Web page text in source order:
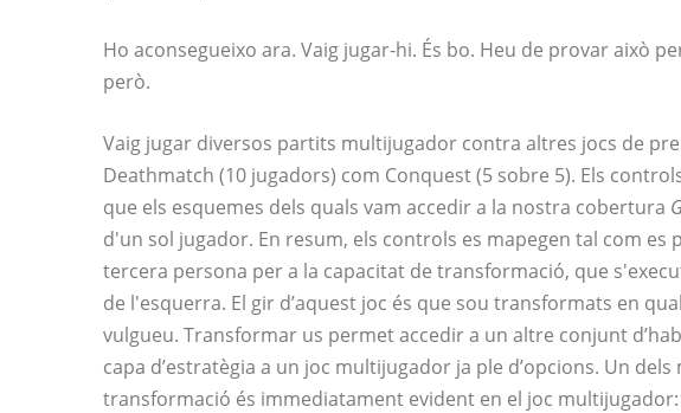
Ho aconsegueixo ara. Vaig jugar-hi. És bo. Heu de provar això
però.
Vaig jugar diversos partits multijugador contra altres jocs de
Deathmatch (10 jugadors) com Conquest (5 sobre 5). Els
que els esquemes dels quals vam accedir a la nostra cobertura
d'un sol jugador. En resum, els controls es mapegen tal com es
tercera persona per a la capacitat de transformació, que
de l'esquerra. El gir d’aquest joc és que sou transformats en
vulgueu. Transformar us permet accedir a un altre conjunt
capa d’estratègia a un joc multijugador ja ple d’opcions. Un
transformació és immediatament evident en el joc